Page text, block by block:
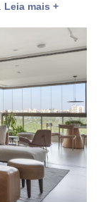
Leia mais +